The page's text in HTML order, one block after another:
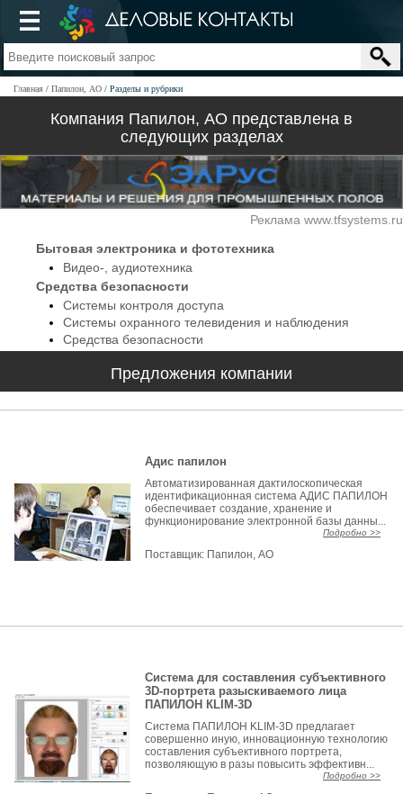
Главная Папилон, АО Разделы и рубрики
Компания Папилон, АО представлена в
следующих разделах
Реклама www.tfsystems.ru
Бытовая электроника и фототехника
Видео-, аудиотехника
Средства безопасности
Системы контроля доступа
Системы охранного телевидения и наблюдения
Средства безопасности
Предложения компании
Адис папилон
Автоматизированная дактилоскопическая
идентификационная система АДИС ПАПИЛОН
обеспечивает создание, хранение и
функционирование электронной базы данны...
Подробно >>
Поставщик: Папилон, АО
Система для составления субъективного
3D-портрета разыскиваемого лица
ПАПИЛОН КLIM-3D
Система ПАПИЛОН KLIM-3D предлагает
совершенно иную, инновационную технологию
составления субъективного портрета,
позволяющую в разы повысить эффективн...
Подробно >>